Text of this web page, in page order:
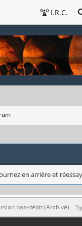
I.R.C.
en arrière et
bas-débit (Archivé)